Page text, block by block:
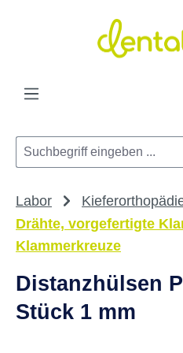
Zum Hauptinhalt springen
Labor
Drähte, vorgefertigte
Klammerkreuze
Distanzhülsen
Stück 1 mm